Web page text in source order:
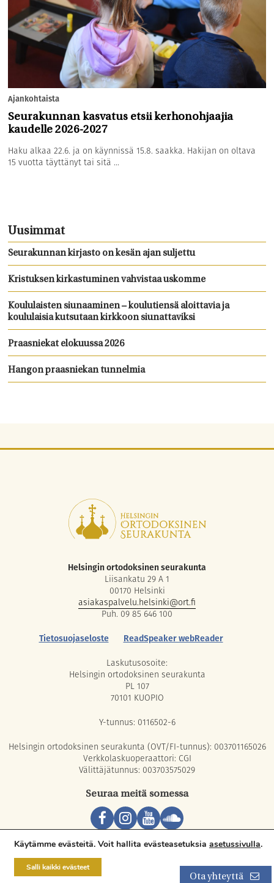
Ajankohtaista
Seurakunnan kasvatus etsii kerhonohjaajia
kaudelle 2026-2027
Haku alkaa 22.6. ja on käynnissä 15.8. saakka. Hakijan on oltava
15 vuotta täyttänyt tai sitä ...
Uusimmat
Seurakunnan kirjasto on kesän ajan suljettu
Kristuksen kirkastuminen vahvistaa uskomme
Koululaisten siunaaminen – koulutiensä aloittavia ja
koululaisia kutsutaan kirkkoon siunattaviksi
Praasniekat elokuussa 2026
Hangon praasniekan tunnelmia
Helsingin ortodoksinen seurakunta
Liisankatu 29 A 1
00170 Helsinki
asiakaspalvelu.helsinki@ort.fi
Puh. 09 85 646 100
Tietosuojaseloste
ReadSpeaker webReader
Laskutusosoite:
Helsingin ortodoksinen seurakunta
PL 107
70101 KUOPIO
Y-tunnus: 0116502-6
Helsingin ortodoksinen seurakunta (OVT/FI-tunnus): 003701165026
Verkkolaskuoperaattori: CGI
Välittäjätunnus: 003703575029
Seuraa meitä somessa
Copyright © 2026 Orthodox Parish of Helsinki. All rights reserved.
Ota yhteyttä
Käytämme evästeitä. Voit hallita evästeasetuksia asetussivulla.
Salli kaikki evästeet